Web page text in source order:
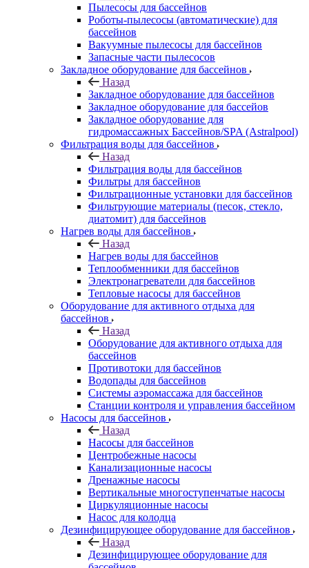
Пылесосы для бассейнов
Роботы-пылесосы (автоматические) для
бассейнов
Вакуумные пылесосы для бассейнов
Запасные части пылесосов
Закладное оборудование для бассейнов
Назад
Закладное оборудование для бассейнов
Закладное оборудование для бассейов
Закладное оборудование для
гидромассажных Бассейнов/SPA (Astralpool)
Фильтрация воды для бассейнов
Назад
Фильтрация воды для бассейнов
Фильтры для бассейнов
Фильтрационные установки для бассейнов
Фильтрующие материалы (песок, стекло,
диатомит) для бассейнов
Нагрев воды для бассейнов
Назад
Нагрев воды для бассейнов
Теплообменники для бассейнов
Электронагреватели для бассейнов
Тепловые насосы для бассейнов
Оборудование для активного отдыха для
бассейнов
Назад
Оборудование для активного отдыха для
бассейнов
Противотоки для бассейнов
Водопады для бассейнов
Системы аэромассажа для бассейнов
Станции контроля и управления бассейном
Насосы для бассейнов
Назад
Насосы для бассейнов
Центробежные насосы
Канализационные насосы
Дренажные насосы
Вертикальные многоступенчатые насосы
Циркуляционные насосы
Насос для колодца
Дезинфицирующее оборудование для бассейнов
Назад
Дезинфицирующее оборудование для